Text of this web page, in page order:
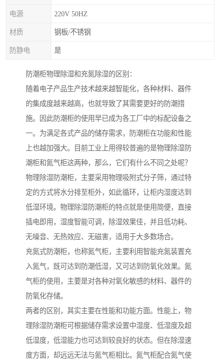
电源 220V 50HZ
材质 钢板/不锈钢
防静电 是
防潮柜物理除湿和充氮除湿的区别：
随着电子产品生产技术越来越智能化，各种材料、器件
的集成度越来越高，也就导致了其需要更好的防潮措
施。因此防潮柜的使用早已成为各工厂中的标配设备之
一。为满足各式产品的储存需求，防潮柜在功能和性能
上也越加强大。目前工业上用得较普遍的是物理除湿防
潮柜和氮气柜这两种，那么，它们有什么不同之处呢？
物理除湿防潮柜，主要采用物理吸附式分子筛，通过特
定的方式将水分排至柜外，如此循环，让柜内湿度达到
低湿环境。物理除湿防潮柜的特点就是使用简便，直接
插电即用，湿度智能可调，除湿效果佳，并且低功耗、
无噪音、无热效应、无磁害，适用于大多数场合。
充氮式防潮柜，也称氮气柜，主要利用智能充氮装置充
入氮气，既可达到防潮低湿，又可达到防氧化效果。氮
气柜的使用，主要是对各种对氧化敏感的材料、器件的
防氧化存储。
两者的区别，其实主要在性能和功能方面。性能上，物
理除湿防潮柜可根据储存需求设置中湿度、低湿度及超
低湿度，低湿能力也可达到较良好的状态。但在除湿速
度方面，却远远无法与氮气柜相比。氮气柜配合氮气使